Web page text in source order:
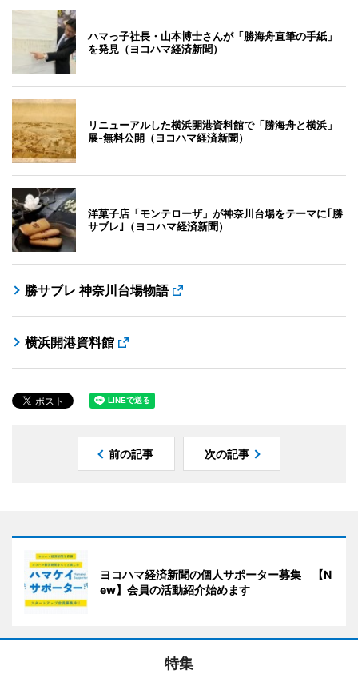
ハマっ子社長・山本博士さんが「勝海舟直筆の手紙」
を発見（ヨコハマ経済新聞）
リニューアルした横浜開港資料館で「勝海舟と横浜」
展-無料公開（ヨコハマ経済新聞）
洋菓子店「モンテローザ」が神奈川台場をテーマに｢勝
サブレ｣（ヨコハマ経済新聞）
勝サブレ 神奈川台場物語
横浜開港資料館
前の記事 次の記事
ヨコハマ経済新聞の個人サポーター募集 【N
ew】会員の活動紹介始めます
特集